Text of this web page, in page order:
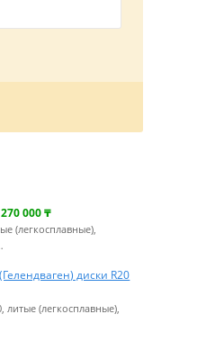
270 000₸
(легкосплавные),
диски R20
(легкосплавные),